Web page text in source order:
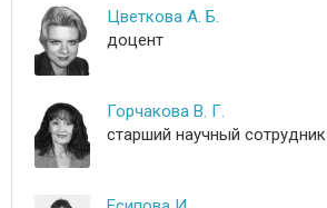
Цветкова А. Б.
доцент
Горчакова В. Г.
старший научный сотрудник